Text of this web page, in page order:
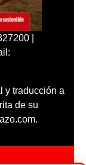
|
y traducción a
de su